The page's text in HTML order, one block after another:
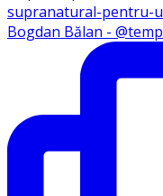
Bogdan Bălan -